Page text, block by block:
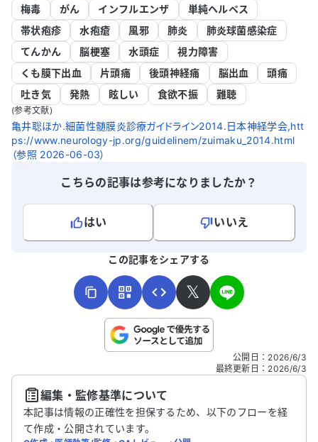
梅毒 がん インフルエンザ
単純ヘルペス
帯状疱疹
水疱瘡 風邪 肺炎
肺炎球菌感染症
てんかん
脳梗塞 水頭症
視力障害
くも膜下出血
片頭痛 後頭神経痛 脳出血
頭痛
吐き気
発熱 眩しい 食欲不振 難聴
(参考文献)
亀井聡ほか.細菌性髄膜炎診療ガイドライン2014.日本神経学会,htt
ps://www.neurology-jp.org/guidelinem/zuimaku_2014.html
（参照 2026-06-03）
こちらの記事は参考になりましたか？
はい
いいえ
こちらは送信専用のフォームです。氏名やご自身の病気の詳細な
送信する
この記事をシェアする
𝕏
公開日 ： 2026/6/3
最終更新日 ： 2026/6/3
編集・監修基準について
本記事は情報の正確性を担保するため、以下のフローを経
て作成・公開されています。